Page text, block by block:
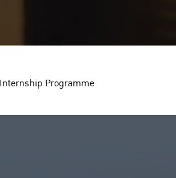
Internship Programme